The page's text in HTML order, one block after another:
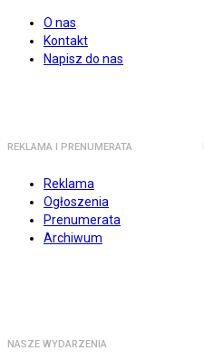
O nas
Kontakt
Napisz do nas
REKLAMA I PRENUMERATA
Reklama
Ogłoszenia
Prenumerata
Archiwum
NASZE WYDARZENIA